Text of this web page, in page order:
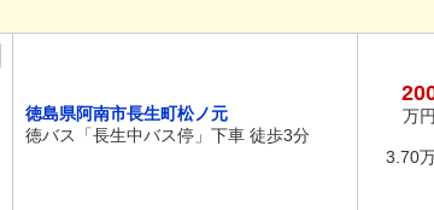
徳島県阿南市長生町松ノ元
徳バス「長生中バス停」下車 徒歩3分
万円
3.70